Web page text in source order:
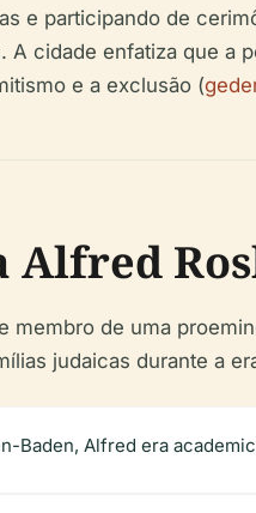
e participando de
cidade enfatiza que a
e a exclusão (
membro de uma
judaicas durante a
Baden, Alfred era